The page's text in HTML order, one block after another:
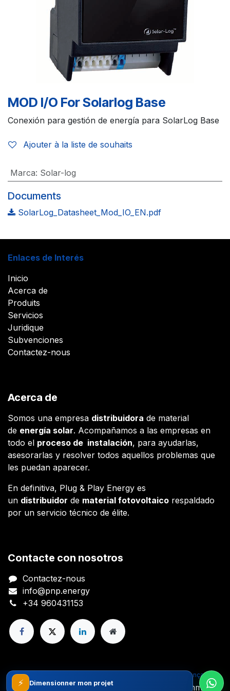
MOD I/O For Solarlog Base
Conexión para gestión de energía para SolarLog Base
Ajouter à la liste de souhaits
Marca: Solar-log
Documents
SolarLog_Datasheet_Mod_IO_EN.pdf
Enlaces de Interés
Inicio
Acerca de
Produits
Servicios
Juridique
Subvenciones
Contactez-nous
Acerca de
Somos una empresa distribuidora de material
de energía solar. Acompañamos a las empresas en
todo el proceso de instalación, para ayudarlas,
asesorarlas y resolver todos aquellos problemas que
les puedan aparecer.
En definitiva, Plug & Play Energy es
un distribuidor de material fotovoltaico respaldado
por un servicio técnico de élite.
Contacte con nosotros
Contactez-nous
info@pnp.energy
+34 960431153
Copyright © Plug And Play Energy S.L. Français
Généré par - Le #1 Open Source eCommerce
⚡